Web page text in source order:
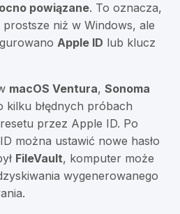
powiązane. To oznacza,
niż w Windows, ale
Apple ID lub klucz
macOS Ventura, Sonoma
kilku błędnych próbach
przez Apple ID. Po
można ustawić nowe hasło
FileVault, komputer może
wygenerowanego